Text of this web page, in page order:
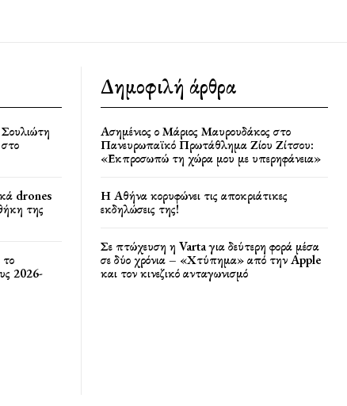
drones
της
το
2026-
Δημοφιλή άρθρα
Ασημένιος ο Μάριος Μαυρουδάκος στο
Πανευρωπαϊκό Πρωτάθλημα Ζίου Ζίτσου:
«Εκπροσωπώ τη χώρα μου με υπερηφάνεια»
Η Αθήνα κορυφώνει τις αποκριάτικες
εκδηλώσεις της!
Σε πτώχευση η Varta για δεύτερη φορά μέσα
σε δύο χρόνια – «Χτύπημα» από την Apple
και τον κινεζικό ανταγωνισμό